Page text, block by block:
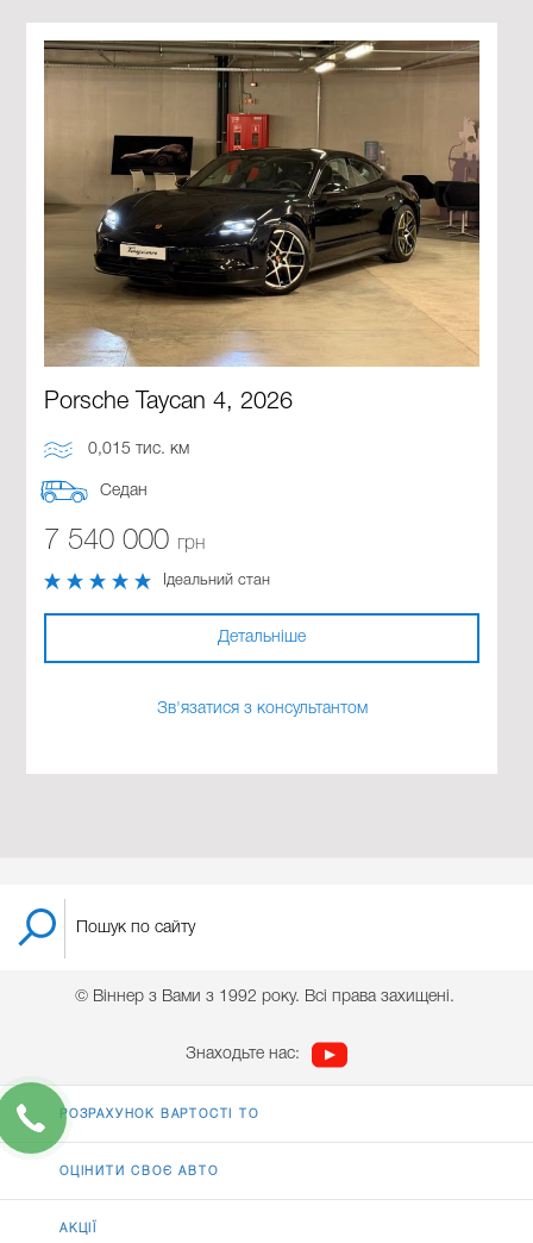
Porsche Taycan 4, 2026
0,015 тис. км
Седан
7 540 000 грн
Ідеальний стан
Детальніше
Зв'язатися з консультантом
© Віннер з Вами з 1992 року. Всі права захищені.
Знаходьте нас:
РОЗРАХУНОК ВАРТОСТІ ТО
ОЦІНИТИ СВОЄ АВТО
АКЦІЇ